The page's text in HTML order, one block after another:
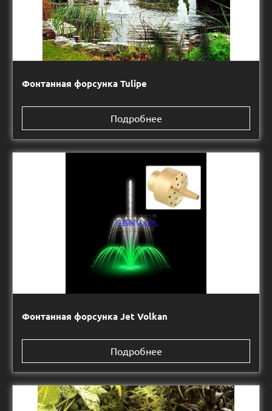
Фонтанная форсунка Tulipe
Подробнее
Фонтанная форсунка Jet Volkan
Подробнее